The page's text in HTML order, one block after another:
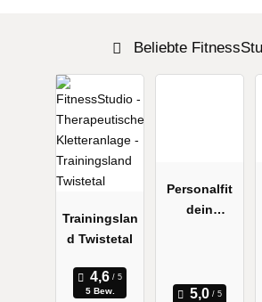
Beliebte
Trainingslan
d Twistetal
5 Bew.
Personalfit
dein